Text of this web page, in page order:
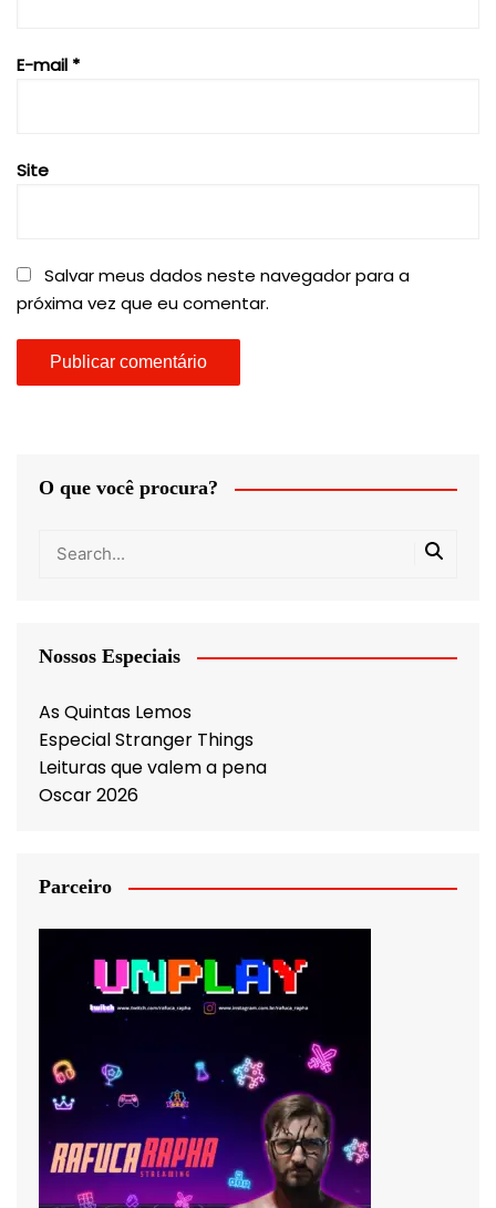
E-mail *
Site
Salvar meus dados neste navegador para a
próxima vez que eu comentar.
O que você procura?
Nossos Especiais
As Quintas Lemos
Especial Stranger Things
Leituras que valem a pena
Oscar 2026
Parceiro